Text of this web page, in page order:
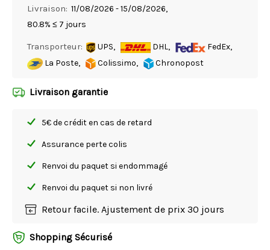
Livraison: 11/08/2026 - 15/08/2026,
80.8% ≤ 7 jours
Transporteur: UPS, DHL,
FedEx,
La Poste,
Colissimo, Chronopost
Livraison garantie
5€ de crédit en cas de retard
Assurance perte colis
Renvoi du paquet si endommagé
Renvoi du paquet si non livré
Retour facile. Ajustement de prix 30 jours
Shopping Sécurisé